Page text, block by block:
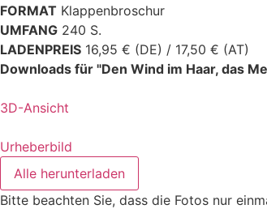
FORMAT Klappenbroschur
UMFANG 240 S.
LADENPREIS 16,95 € (DE) / 17,50 € (AT)
Downloads für "Den Wind im Haar, das
3D-Ansicht
Urheberbild
Alle herunterladen
Bitte beachten Sie, dass die Fotos nur